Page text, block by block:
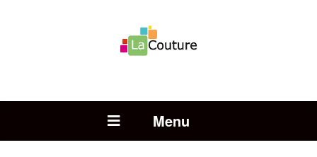
Open Menu